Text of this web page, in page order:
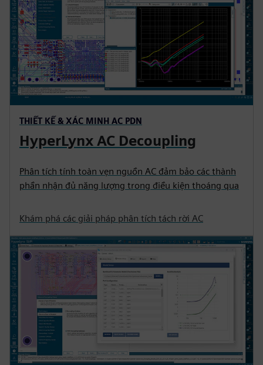
THIẾT KẾ & XÁC MINH AC PDN
HyperLynx AC Decoupling
Phân tích tính toàn vẹn nguồn AC đảm bảo các thành
phần nhận đủ năng lượng trong điều kiện thoáng qua
Khám phá các giải pháp phân tích tách rời AC